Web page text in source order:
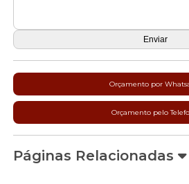
Orçamento por
Orçamento pelo
Páginas Relacionadas